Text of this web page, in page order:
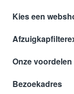
Kies een
Onze voordelen
Bezoekadres